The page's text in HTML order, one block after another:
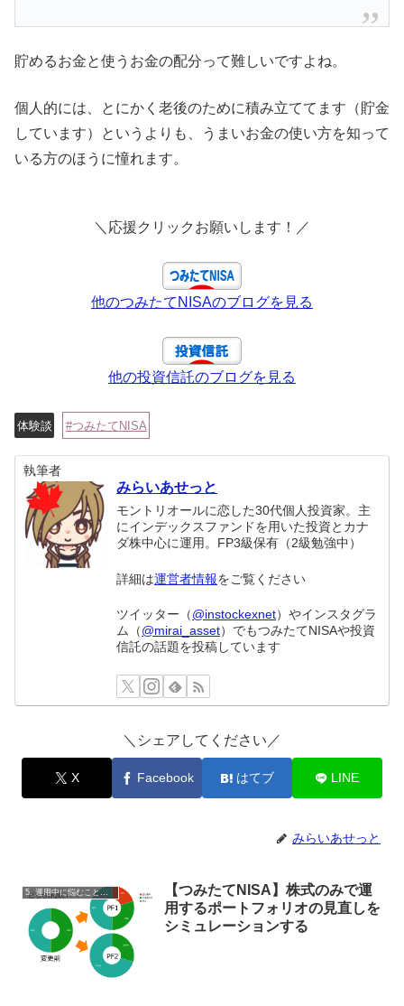
貯めるお金と使うお金の配分って難しいですよね。
個人的には、とにかく老後のために積み立ててます（貯金
しています）というよりも、うまいお金の使い方を知って
いる方のほうに憧れます。
＼応援クリックお願いします！／
他のつみたてNISAのブログを見る
他の投資信託のブログを見る
体験談 つみたてNISA
執筆者
みらいあせっと
モントリオールに恋した30代個人投資家。主
にインデックスファンドを用いた投資とカナ
ダ株中心に運用。FP3級保有（2級勉強中）
詳細は運営者情報をご覧ください
ツイッター（@instockexnet）やインスタグラ
ム（@mirai_asset）でもつみたてNISAや投資
信託の話題を投稿しています
＼シェアしてください／
X Facebook はてブ LINE
みらいあせっと
5. 運用中に悩むこと・リバランス
【つみたてNISA】株式のみで運
用するポートフォリオの見直しを
シミュレーションする